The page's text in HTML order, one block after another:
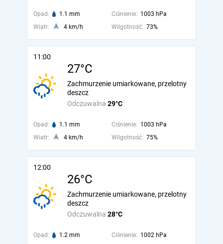
Opad: 1.1 mm Ciśnienie: 1003 hPa
Wiatr:
4 km/h Wilgotność: 73%
11:00
27°C
Odczuwalna 29°C
Zachmurzenie umiarkowane, przelotny
deszcz
Opad: 1.1 mm Ciśnienie: 1003 hPa
Wiatr:
4 km/h Wilgotność: 75%
12:00
26°C
Odczuwalna 28°C
Zachmurzenie umiarkowane, przelotny
deszcz
Opad: 1.2 mm Ciśnienie: 1002 hPa